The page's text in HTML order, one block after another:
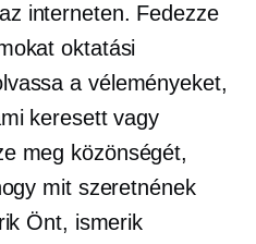
interneten. Fedezze
oktatási
a véleményeket,
keresett vagy
meg közönségét,
mit szeretnének
Önt, ismerik